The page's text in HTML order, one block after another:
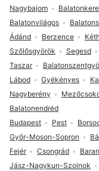
Budapest Pest
Győr-Moson-Sopron
Fejér
Csongrád
Jász-Nagykun-Szolnok
Nagybajom
Balatonvilágos
Ádánd
Berzence
Szőlősgyörök
Segesd
Taszar
Lábod
Gyékényes
Nagyberény
Balatonendréd